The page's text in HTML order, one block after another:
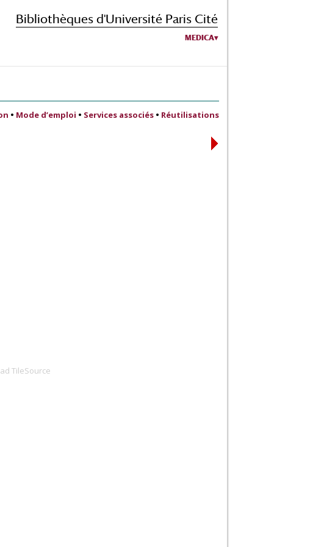
Bibliothèques d'Université Paris Cité
MEDICA
• Mode d’emploi • Services associés • Réutilisations
TileSource